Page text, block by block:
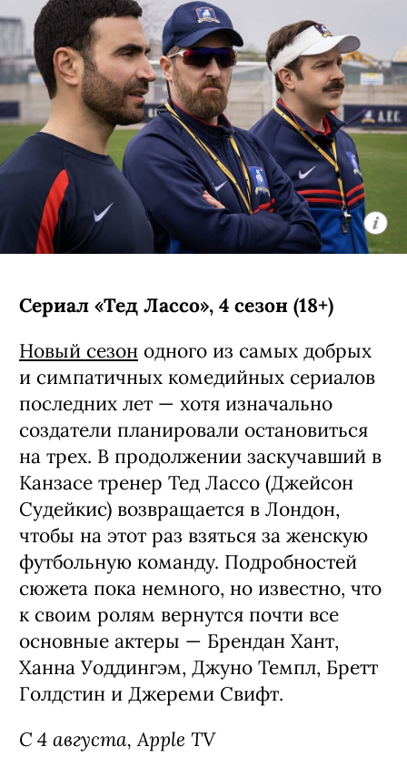
Сериал «Тед Лассо», 4 сезон (18+)
Новый сезон одного из самых добрых
и симпатичных комедийных сериалов
последних лет — хотя изначально
создатели планировали остановиться
на трех. В продолжении заскучавший в
Канзасе тренер Тед Лассо (Джейсон
Судейкис) возвращается в Лондон,
чтобы на этот раз взяться за женскую
футбольную команду. Подробностей
сюжета пока немного, но известно, что
к своим ролям вернутся почти все
основные актеры — Брендан Хант,
Ханна Уоддингэм, Джуно Темпл, Бретт
Голдстин и Джереми Свифт.
С 4 августа, Apple TV